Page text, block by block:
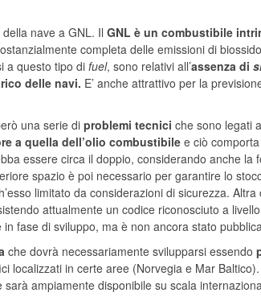
nave a GNL. Il GNL è un combustibile
completa delle emissioni di
a questo tipo di fuel, sono relativi all’assenza di
delle navi. E’ anche attrattivo per la
una serie di problemi tecnici che sono legati
a quella dell’olio combustibile e ciò
essere circa il doppio, considerando anche la
spazio è poi necessario per garantire lo
limitato da considerazioni di sicurezza.
attualmente un codice riconosciuto a
fase di sviluppo, ma è non ancora stato
che dovrà necessariamente svilupparsi essendo
localizzati in certe aree (Norvegia e Mar
ampiamente disponibile su scala